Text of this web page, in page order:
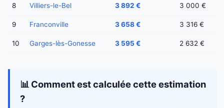
8 Villiers-le-Bel 3 892 € 3 000 €
9 Franconville 3 658 € 3 316 €
10 Garges-lès-Gonesse 3 595 € 2 632 €
📊 Comment est calculée cette estimation
?